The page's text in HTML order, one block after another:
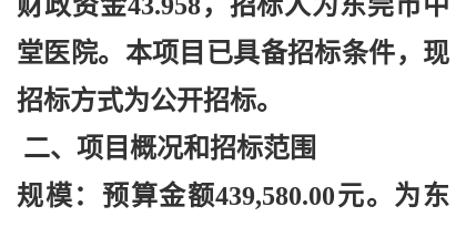
堂医院。本项目已具备招标条件，现
招标方式为公开招标。
二、项目概况和招标范围
规模：预算金额439,580.00元。为东